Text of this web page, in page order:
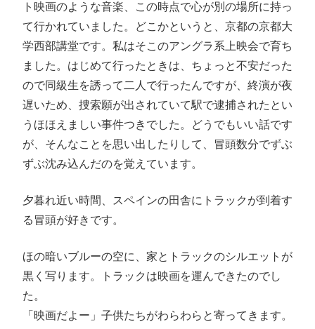
ト映画のような音楽、この時点で心が別の場所に持っ
て行かれていました。どこかというと、京都の京都大
学西部講堂です。私はそこのアングラ系上映会で育ち
ました。はじめて行ったときは、ちょっと不安だった
ので同級生を誘って二人で行ったんですが、終演が夜
遅いため、捜索願が出されていて駅で逮捕されたとい
うほほえましい事件つきでした。どうでもいい話です
が、そんなことを思い出したりして、冒頭数分でずぶ
ずぶ沈み込んだのを覚えています。
夕暮れ近い時間、スペインの田舎にトラックが到着す
る冒頭が好きです。
ほの暗いブルーの空に、家とトラックのシルエットが
黒く写ります。トラックは映画を運んできたのでし
た。
「映画だよー」子供たちがわらわらと寄ってきます。